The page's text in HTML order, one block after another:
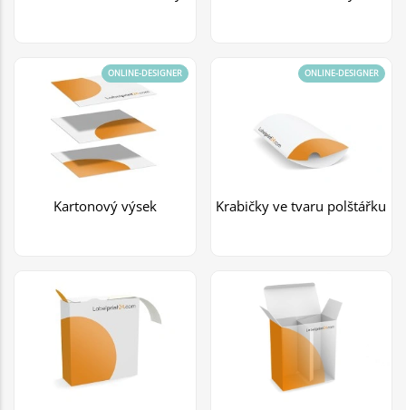
Kartonový výsek
ONLINE-DESIGNER
Krabičky ve tvaru polštářku
ONLINE-DESIGNER